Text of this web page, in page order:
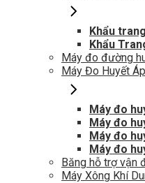
Khẩu
Khẩu
Máy đo đường
Máy Đo Huyết Áp
Máy đo
Máy đo
Máy đo
Máy đo
Băng hỗ trợ vận
Máy Xông Khí